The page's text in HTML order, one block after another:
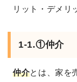
リット・デメリ
1-1.①仲介
仲介とは、家を